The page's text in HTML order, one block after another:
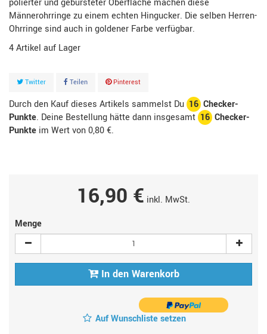
polierter und gebürsteter Oberfläche machen diese
Männerohrringe zu einem echten Hingucker. Die selben Herren-
Ohrringe sind auch in goldener Farbe verfügbar.
4Artikel
Twitter Teilen Pinterest
Durch den Kauf dieses Artikels sammelst Du 16 Checker-
Punkte. Deine Bestellung hätte dann insgesamt 16 Checker-
Punkte im Wert von0,80 €.
16,90 € inkl. MwSt.
Menge
In den Warenkorb
Auf Wunschliste setzen